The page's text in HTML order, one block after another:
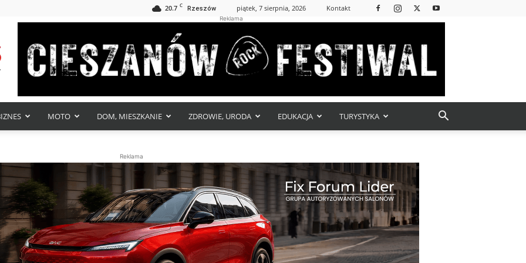
20.7 C Rzeszów piątek, 7 sierpnia, 2026 Kontakt
Reklama
MOTO DOM, MIESZKANIE ZDROWIE, URODA EDUKACJA TURYSTYKA
Reklama